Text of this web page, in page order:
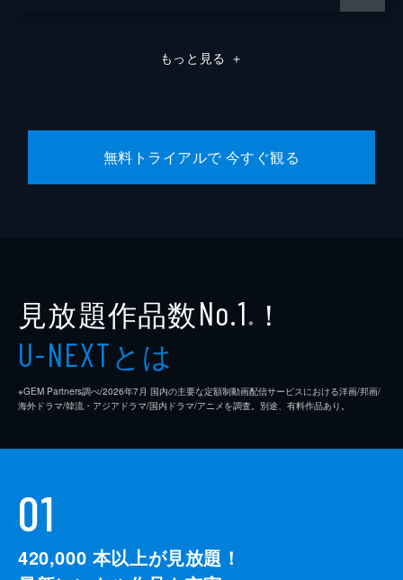
もっと見る ＋
無料トライアルで 今すぐ観る
見放題作品数No.1 ※ ！
U-NEXTとは
※GEM Partners調べ/2026年7⽉ 国内の主要な定額制動画配信サービスにおける洋画/邦画/
海外ドラマ/韓流・アジアドラマ/国内ドラマ/アニメを調査。別途、有料作品あり。
01
420,000 本以上が見放題！